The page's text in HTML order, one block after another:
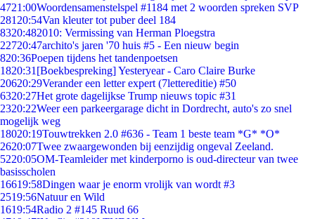
4721:00Woordensamenstelspel #1184 met 2 woorden spreken SVP
281 20:54Van kleuter tot puber deel 184
8320:482010: Vermissing van Herman Ploegstra
22720:47archito's jaren '70 huis #5 - Een nieuw begin
820:36Poepen tijdens het tandenpoetsen
1820:31 [Boekbespreking] Yesteryear - Caro Claire Burke
20620:29Verander een letter expert (7lettereditie) #50
6320:27Het grote dagelijkse Trump nieuws topic #31
2320:22Weer een parkeergarage dicht in Dordrecht, auto's zo snel
mogelijk weg
18020:19Touwtrekken 2.0 #636 - Team 1 beste team *G* *O*
2620:07Twee zwaargewonden bij eenzijdig ongeval Zeeland.
5220:05OM-Teamleider met kinderporno is oud-directeur van twee
basisscholen
16619:58Dingen waar je enorm vrolijk van wordt #3
2519:56Natuur en Wild
1619:54Radio 2 #145 Ruud 66